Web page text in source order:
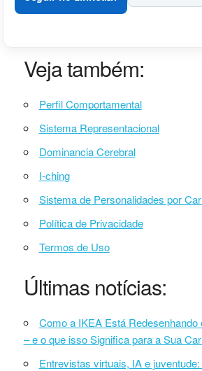
Veja também:
Perfil Comportamental
Sistema Representacional
Dominancia Cerebral
I-ching
Sistema de Personalidades por
Política de Privacidade
Termos de Uso
Últimas notícias:
Como a IKEA Está Redesenhando
– e o que isso Significa para a Sua
Entrevistas virtuais, IA e